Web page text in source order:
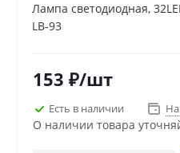
Лампа светодиодная,
LB-93
153 ₽/шт
Есть в наличии
О наличии товара